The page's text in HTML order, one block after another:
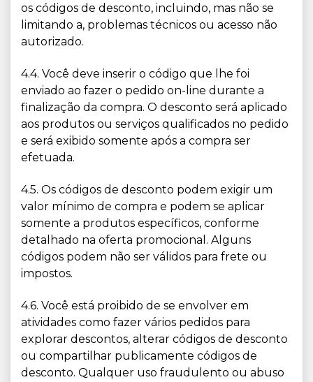
os códigos de desconto, incluindo, mas não se
limitando a, problemas técnicos ou acesso não
autorizado.
4.4. Você deve inserir o código que lhe foi
enviado ao fazer o pedido on-line durante a
finalização da compra. O desconto será aplicado
aos produtos ou serviços qualificados no pedido
e será exibido somente após a compra ser
efetuada.
4.5. Os códigos de desconto podem exigir um
valor mínimo de compra e podem se aplicar
somente a produtos específicos, conforme
detalhado na oferta promocional. Alguns
códigos podem não ser válidos para frete ou
impostos.
4.6. Você está proibido de se envolver em
atividades como fazer vários pedidos para
explorar descontos, alterar códigos de desconto
ou compartilhar publicamente códigos de
desconto. Qualquer uso fraudulento ou abuso